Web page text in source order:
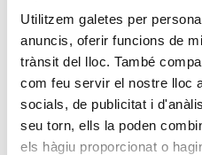
Utilitzem galetes per
anuncis, oferir funcions de
trànsit del lloc. També
com feu servir el nostre lloc
socials, de publicitat i
seu torn, ells la poden
els hàgiu proporcionat o
Programes per a
Als següents fitxers PDF
informació sobre els
Programa